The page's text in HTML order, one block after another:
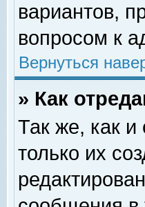
вариантов,
вопросом к
Вернуться
» Как
Так же, как и
только их